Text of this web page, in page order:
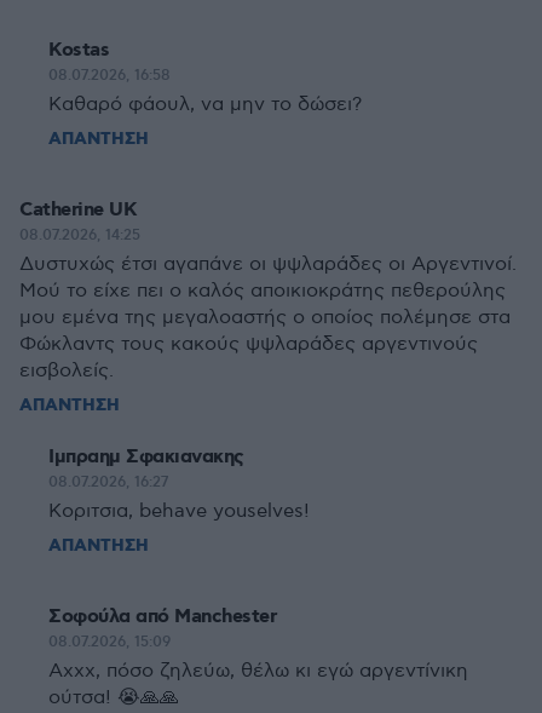
Kostas
08.07.2026, 16:58
Καθαρό φάουλ, να μην το δώσει?
ΑΠΑΝΤΗΣΗ
Catherine UK
08.07.2026, 14:25
Δυστυχώς έτσι αγαπάνε οι ψψλαράδες οι Αργεντινοί.
Μού το είχε πει ο καλός αποικιοκράτης πεθερούλης
μου εμένα της μεγαλοαστής ο οποίος πολέμησε στα
Φώκλαντς τους κακούς ψψλαράδες αργεντινούς
εισβολείς.
ΑΠΑΝΤΗΣΗ
Ιμπραημ Σφακιανακης
08.07.2026, 16:27
Κοριτσια, behave youselves!
ΑΠΑΝΤΗΣΗ
Σοφούλα από Manchester
08.07.2026, 15:09
Αχχχ, πόσο ζηλεύω, θέλω κι εγώ αργεντίνικη
ούτσα! 😭🙏🙏